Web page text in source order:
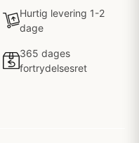
Hurtig levering 1-2
dage
365 dages
fortrydelsesret